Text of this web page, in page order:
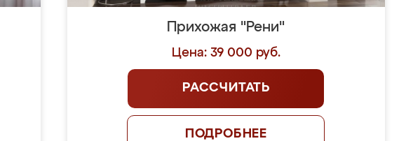
Прихожая "Рени"
Цена: 39 000 руб.
РАССЧИТАТЬ
ПОДРОБНЕЕ